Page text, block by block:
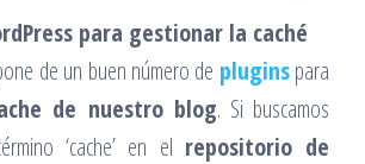
para gestionar la caché
de un buen número de pluginspara
de nuestro blog. Si buscamos
‘cache’ en el repositorio de